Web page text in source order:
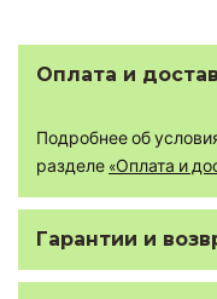
Оплата и
Подробнее об
разделе «Оплата и
Гарантии и